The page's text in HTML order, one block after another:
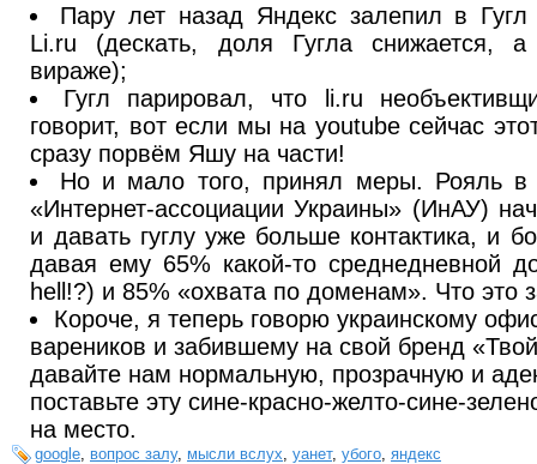
Пару лет назад Яндекс залепил в Гугл
Li.ru (дескать, доля Гугла снижается,
вираже);
Гугл парировал, что li.ru
говорит, вот если мы на youtube сейчас
сразу порвём Яшу на части!
Но и мало того, принял меры. Рояль в
«Интернет-ассоциации Украины» (ИнАУ)
и давать гуглу уже больше контактика, и
давая ему 65% какой-то среднедневной
hell!?) и 85% «охвата по доменам». Что это
Короче, я теперь говорю украинскому
вареников и забившему на свой бренд
давайте нам нормальную, прозрачную и
поставьте эту сине-красно-желто-сине-
на место.
google вопрос залу, мысли вслух уанет, убого яндекс